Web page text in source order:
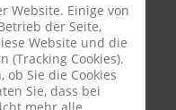
Website. Einige von
der Seite,
Website und die
(Tracking Cookies).
ob Sie die Cookies
Sie, dass bei
mehr alle